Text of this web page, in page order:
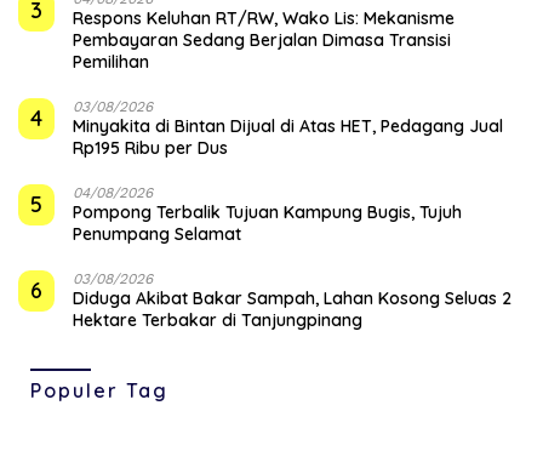
3
‎Respons Keluhan RT/RW, Wako Lis: Mekanisme
Pembayaran Sedang Berjalan Dimasa Transisi
Pemilihan
4 03/08/2026
Minyakita di Bintan Dijual di Atas HET, Pedagang Jual
Rp195 Ribu per Dus
5 04/08/2026
Pompong Terbalik Tujuan Kampung Bugis, Tujuh
Penumpang Selamat
6 03/08/2026
Diduga Akibat Bakar Sampah, Lahan Kosong Seluas 2
Hektare Terbakar di Tanjungpinang
Populer Tag